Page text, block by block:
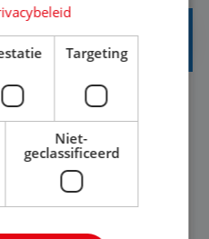
die droomreis te
Nederland
leukste dat er is. Of
een ander: jij vindt
Targeting
Niet-
geclassificeerd